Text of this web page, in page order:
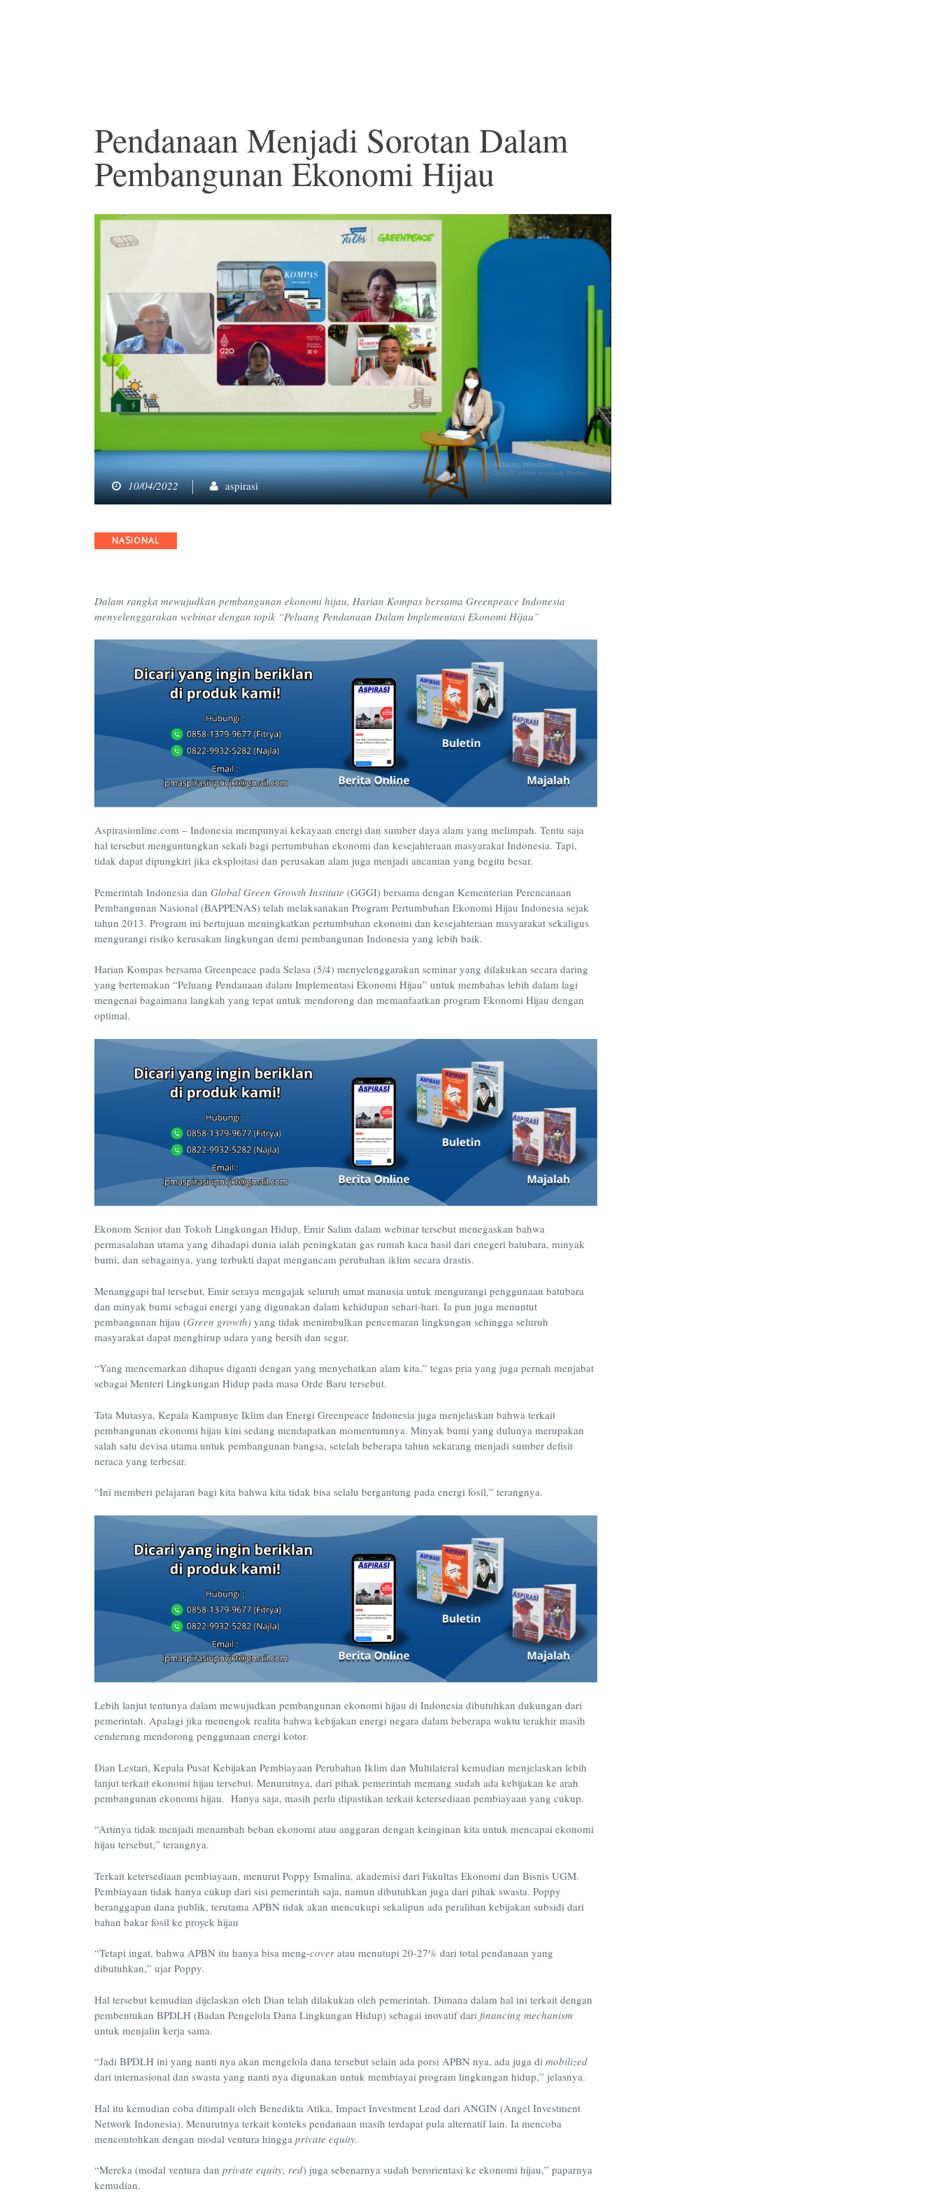
Pendanaan Menjadi Sorotan Dalam
Pembangunan Ekonomi Hijau
10/04/2022 aspirasi
Categories
NASIONAL
Dalam rangka mewujudkan pembangunan ekonomi hijau, Harian Kompas bersama Greenpeace Indonesia
menyelenggarakan webinar dengan topik “Peluang Pendanaan Dalam Implementasi Ekonomi Hijau”
Aspirasionline.com – Indonesia mempunyai kekayaan energi dan sumber daya alam yang melimpah. Tentu saja
hal tersebut menguntungkan sekali bagi pertumbuhan ekonomi dan kesejahteraan masyarakat Indonesia. Tapi,
tidak dapat dipungkiri jika eksploitasi dan perusakan alam juga menjadi ancaman yang begitu besar.
Pemerintah Indonesia dan Global Green Growth Institute (GGGI) bersama dengan Kementerian Perencanaan
Pembangunan Nasional (BAPPENAS) telah melaksanakan Program Pertumbuhan Ekonomi Hijau Indonesia sejak
tahun 2013. Program ini bertujuan meningkatkan pertumbuhan ekonomi dan kesejahteraan masyarakat sekaligus
mengurangi risiko kerusakan lingkungan demi pembangunan Indonesia yang lebih baik.
Harian Kompas bersama Greenpeace pada Selasa (5/4) menyelenggarakan seminar yang dilakukan secara daring
yang bertemakan “Peluang Pendanaan dalam Implementasi Ekonomi Hijau” untuk membahas lebih dalam lagi
mengenai bagaimana langkah yang tepat untuk mendorong dan memanfaatkan program Ekonomi Hijau dengan
optimal.
Ekonom Senior dan Tokoh Lingkungan Hidup, Emir Salim dalam webinar tersebut menegaskan bahwa
permasalahan utama yang dihadapi dunia ialah peningkatan gas rumah kaca hasil dari enegeri batubara, minyak
bumi, dan sebagainya, yang terbukti dapat mengancam perubahan iklim secara drastis.
Menanggapi hal tersebut, Emir seraya mengajak seluruh umat manusia untuk mengurangi penggunaan batubara
dan minyak bumi sebagai energi yang digunakan dalam kehidupan sehari-hari. Ia pun juga menuntut
pembangunan hijau (Green growth)yang tidak menimbulkan pencemaran lingkungan sehingga seluruh
masyarakat dapat menghirup udara yang bersih dan segar.
“Yang mencemarkan dihapus diganti dengan yang menyehatkan alam kita,” tegas pria yang juga pernah menjabat
sebagai Menteri Lingkungan Hidup pada masa Orde Baru tersebut.
Tata Mutasya, Kepala Kampanye Iklim dan Energi Greenpeace Indonesia juga menjelaskan bahwa terkait
pembangunan ekonomi hijau kini sedang mendapatkan momentumnya. Minyak bumi yang dulunya merupakan
salah satu devisa utama untuk pembangunan bangsa, setelah beberapa tahun sekarang menjadi sumber defisit
neraca yang terbesar.
“Ini memberi pelajaran bagi kita bahwa kita tidak bisa selalu bergantung pada energi fosil,” terangnya.
Lebih lanjut tentunya dalam mewujudkan pembangunan ekonomi hijau di Indonesia dibutuhkan dukungan dari
pemerintah. Apalagi jika menengok realita bahwa kebijakan energi negara dalam beberapa waktu terakhir masih
cenderung mendorong penggunaan energi kotor.
Dian Lestari, Kepala Pusat Kebijakan Pembiayaan Perubahan Iklim dan Multilateral kemudian menjelaskan lebih
lanjut terkait ekonomi hijau tersebut. Menurutnya, dari pihak pemerintah memang sudah ada kebijakan ke arah
pembangunan ekonomi hijau. Hanya saja, masih perlu dipastikan terkait ketersediaan pembiayaan yang cukup.
“Artinya tidak menjadi menambah beban ekonomi atau anggaran dengan keinginan kita untuk mencapai ekonomi
hijau tersebut,” terangnya.
Terkait ketersediaan pembiayaan, menurut Poppy Ismalina, akademisi dari Fakultas Ekonomi dan Bisnis UGM.
Pembiayaan tidak hanya cukup dari sisi pemerintah saja, namun dibutuhkan juga dari pihak swasta. Poppy
beranggapan dana publik, terutama APBN tidak akan mencukupi sekalipun ada peralihan kebijakan subsidi dari
bahan bakar fosil ke proyek hijau
“Tetapi ingat, bahwa APBN itu hanya bisa meng-coveratau menutupi 20-27% dari total pendanaan yang
dibutuhkan,” ujar Poppy.
Hal tersebut kemudian dijelaskan oleh Dian telah dilakukan oleh pemerintah. Dimana dalam hal ini terkait dengan
pembentukan BPDLH (Badan Pengelola Dana Lingkungan Hidup) sebagai inovatif dari financing mechanism
untuk menjalin kerja sama.
“Jadi BPDLH ini yang nanti nya akan mengelola dana tersebut selain ada porsi APBN nya, ada juga di mobilized
dari internasional dan swasta yang nanti nya digunakan untuk membiayai program lingkungan hidup,” jelasnya.
Hal itu kemudian coba ditimpali oleh Benedikta Atika, Impact Investment Lead dari ANGIN (Angel Investment
Network Indonesia). Menurutnya terkait konteks pendanaan masih terdapat pula alternatif lain. Ia mencoba
mencontohkan dengan modal ventura hingga private equity.
“Mereka (modal ventura dan private equity, red) juga sebenarnya sudah berorientasi ke ekonomi hijau,” paparnya
kemudian.